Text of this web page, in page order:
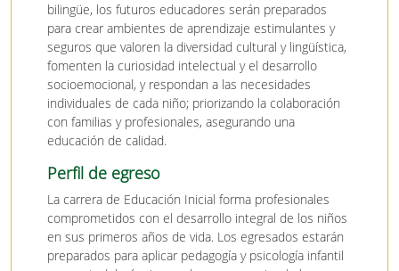
bilingüe, los futuros educadores serán preparados
para crear ambientes de aprendizaje estimulantes y
seguros que valoren la diversidad cultural y lingüística,
fomenten la curiosidad intelectual y el desarrollo
socioemocional, y respondan a las necesidades
individuales de cada niño; priorizando la colaboración
con familias y profesionales, asegurando una
educación de calidad.
Perfil de egreso
La carrera de Educación Inicial forma profesionales
comprometidos con el desarrollo integral de los niños
en sus primeros años de vida. Los egresados estarán
preparados para aplicar pedagogía y psicología infantil